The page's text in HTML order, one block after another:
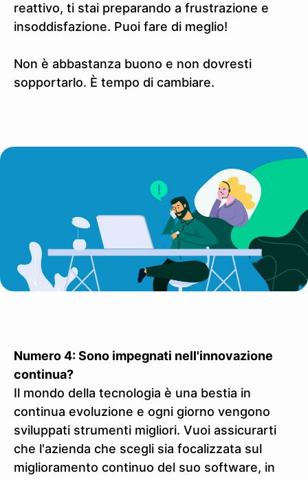
reattivo, ti stai preparando a frustrazione e
insoddisfazione. Puoi fare di meglio!
Non è abbastanza buono e non dovresti
sopportarlo. È tempo di cambiare.
Numero 4: Sono impegnati nell'innovazione
continua?
Il mondo della tecnologia è una bestia in
continua evoluzione e ogni giorno vengono
sviluppati strumenti migliori. Vuoi assicurarti
che l'azienda che scegli sia focalizzata sul
miglioramento continuo del suo software, in